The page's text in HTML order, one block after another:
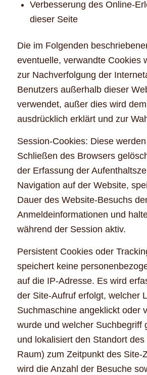
Verbesserung des Online-
dieser Seite
Die im Folgenden
eventuelle, verwandte Cookies
zur Nachverfolgung der
Benutzers außerhalb dieser
verwendet, außer dies wird
ausdrücklich erklärt und zur
Session-Cookies: Diese
Schließen des Browsers
der Erfassung der
Navigation auf der Website,
Dauer des Website-Besuchs
Anmeldeinformationen und
während der Session aktiv.
Persistent Cookies oder
speichert keine
auf die IP-Adresse. Es wird
der Site-Aufruf erfolgt, welcher
Suchmaschine angeklickt oder
wurde und welcher Suchbegriff
und lokalisiert den Standort
Raum) zum Zeitpunkt des Site-
wird die Anzahl der Besuche